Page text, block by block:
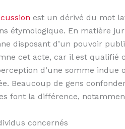
est un dérivé du mot
étymologique. En matière
disposant d’un pouvoir
cet acte, car il est qualifié
d’une somme
Beaucoup de gens
font la différence,
concernés